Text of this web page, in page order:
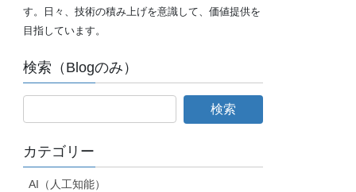
す。日々、技術の積み上げを意識して、価値提供を
目指しています。
検索（Blogのみ）
カテゴリー
AI（人工知能）